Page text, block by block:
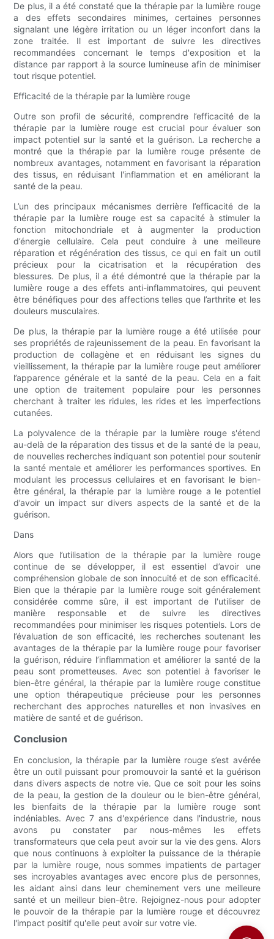
De plus, il a été constaté que la thérapie par la lumière rouge
a des effets secondaires minimes, certaines personnes
signalant une légère irritation ou un léger inconfort dans la
zone traitée. Il est important de suivre les directives
recommandées concernant le temps d'exposition et la
distance par rapport à la source lumineuse afin de minimiser
tout risque potentiel.
Efficacité de la thérapie par la lumière rouge
Outre son profil de sécurité, comprendre l’efficacité de la
thérapie par la lumière rouge est crucial pour évaluer son
impact potentiel sur la santé et la guérison. La recherche a
montré que la thérapie par la lumière rouge présente de
nombreux avantages, notamment en favorisant la réparation
des tissus, en réduisant l'inflammation et en améliorant la
santé de la peau.
L’un des principaux mécanismes derrière l’efficacité de la
thérapie par la lumière rouge est sa capacité à stimuler la
fonction mitochondriale et à augmenter la production
d’énergie cellulaire. Cela peut conduire à une meilleure
réparation et régénération des tissus, ce qui en fait un outil
précieux pour la cicatrisation et la récupération des
blessures. De plus, il a été démontré que la thérapie par la
lumière rouge a des effets anti-inflammatoires, qui peuvent
être bénéfiques pour des affections telles que l’arthrite et les
douleurs musculaires.
De plus, la thérapie par la lumière rouge a été utilisée pour
ses propriétés de rajeunissement de la peau. En favorisant la
production de collagène et en réduisant les signes du
vieillissement, la thérapie par la lumière rouge peut améliorer
l’apparence générale et la santé de la peau. Cela en a fait
une option de traitement populaire pour les personnes
cherchant à traiter les ridules, les rides et les imperfections
cutanées.
La polyvalence de la thérapie par la lumière rouge s'étend
au-delà de la réparation des tissus et de la santé de la peau,
de nouvelles recherches indiquant son potentiel pour soutenir
la santé mentale et améliorer les performances sportives. En
modulant les processus cellulaires et en favorisant le bien-
être général, la thérapie par la lumière rouge a le potentiel
d’avoir un impact sur divers aspects de la santé et de la
guérison.
Dans
Alors que l’utilisation de la thérapie par la lumière rouge
continue de se développer, il est essentiel d’avoir une
compréhension globale de son innocuité et de son efficacité.
Bien que la thérapie par la lumière rouge soit généralement
considérée comme sûre, il est important de l'utiliser de
manière responsable et de suivre les directives
recommandées pour minimiser les risques potentiels. Lors de
l’évaluation de son efficacité, les recherches soutenant les
avantages de la thérapie par la lumière rouge pour favoriser
la guérison, réduire l’inflammation et améliorer la santé de la
peau sont prometteuses. Avec son potentiel à favoriser le
bien-être général, la thérapie par la lumière rouge constitue
une option thérapeutique précieuse pour les personnes
recherchant des approches naturelles et non invasives en
matière de santé et de guérison.
Conclusion
En conclusion, la thérapie par la lumière rouge s’est avérée
être un outil puissant pour promouvoir la santé et la guérison
dans divers aspects de notre vie. Que ce soit pour les soins
de la peau, la gestion de la douleur ou le bien-être général,
les bienfaits de la thérapie par la lumière rouge sont
indéniables. Avec 7 ans d'expérience dans l'industrie, nous
avons pu constater par nous-mêmes les effets
transformateurs que cela peut avoir sur la vie des gens. Alors
que nous continuons à exploiter la puissance de la thérapie
par la lumière rouge, nous sommes impatients de partager
ses incroyables avantages avec encore plus de personnes,
les aidant ainsi dans leur cheminement vers une meilleure
santé et un meilleur bien-être. Rejoignez-nous pour adopter
le pouvoir de la thérapie par la lumière rouge et découvrez
l'impact positif qu'elle peut avoir sur votre vie.